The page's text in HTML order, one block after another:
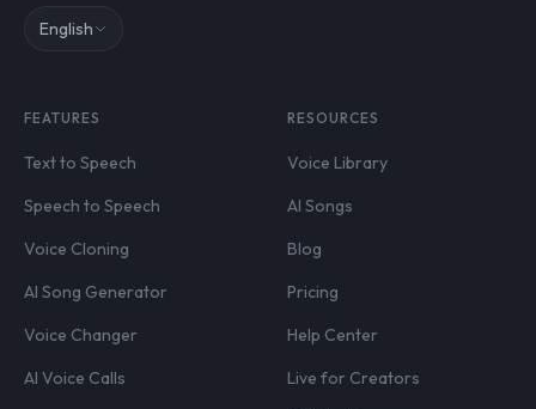
English
FEATURES
Text to Speech
Speech to Speech
Voice Cloning
AI Song Generator
Voice Changer
AI Voice Calls
RESOURCES
Voice Library
AI Songs
Blog
Pricing
Help Center
Live for Creators